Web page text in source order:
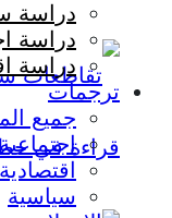
دراسة
دراسة
دراسة
ترجمات
جميع
اجتماعية
اقتصادية
سياسية